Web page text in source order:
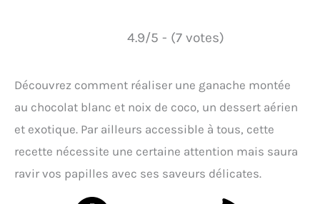
4.9/5 - (7 votes)
Découvrez comment réaliser une ganache montée
au chocolat blanc et noix de coco, un dessert aérien
et exotique. Par ailleurs accessible à tous, cette
recette nécessite une certaine attention mais saura
ravir vos papilles avec ses saveurs délicates.